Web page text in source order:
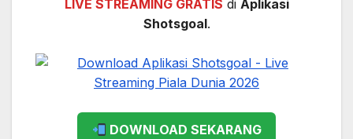
LIVE STREAMING GRATIS di Aplikasi
Shotsgoal.
DOWNLOAD SEKARANG